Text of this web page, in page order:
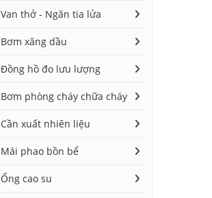
Van thở - Ngăn tia lửa
Bơm xăng dầu
Đồng hồ đo lưu lượng
Bơm phòng cháy chữa cháy
Cần xuất nhiên liệu
Mái phao bồn bể
Ống cao su